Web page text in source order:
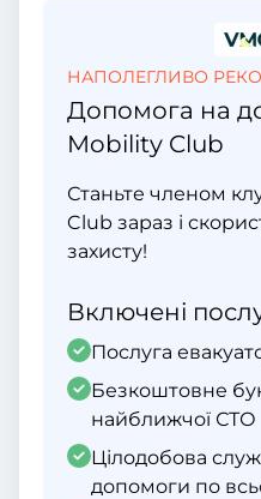
НАПОЛЕГЛИВО
Допомога на
Mobility Club
Станьте членом
Club зараз і
захисту!
Включені
Послуга
Безкоштовне
найближчої СТО
Цілодобова
допомоги по